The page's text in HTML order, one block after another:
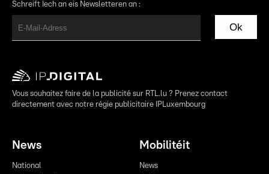
Schreift Iech an eis Newsletteren an :
Ok
Vous souhaitez faire de la publicité sur RTL.lu ? Prenez contact
directement avec notre régie publicitaire IPLuxembourg
News
National
Mobilitéit
News